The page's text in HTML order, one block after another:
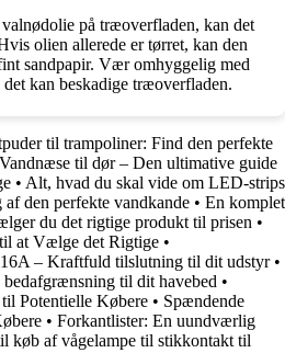
på træoverfladen, kan det
olien allerede er tørret, kan den
sandpapir. Vær omhyggelig med
kan beskadige træoverfladen.
til trampoliner: Find den perfekte
Vandnæse til dør – Den ultimative guide
• Alt, hvad du skal vide om LED-strips
den perfekte vandkande • En komplet
du det rigtige produkt til prisen •
at Vælge det Rigtige •
– Kraftfuld tilslutning til dit udstyr•
til dit havebed •
Potentielle Købere • Spændende
• Forkantlister: En uundværlig
køb af vågelampe til stikkontakt til